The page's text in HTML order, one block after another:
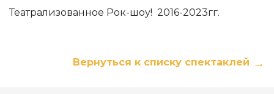
Театрализованное Рок-шоу! 2016-2023гг.
Вернуться к списку спектаклей